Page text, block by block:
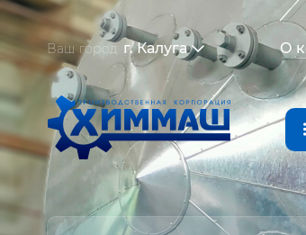
Ваш город г. Калуга О